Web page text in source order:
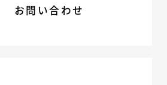
お問い合わせ